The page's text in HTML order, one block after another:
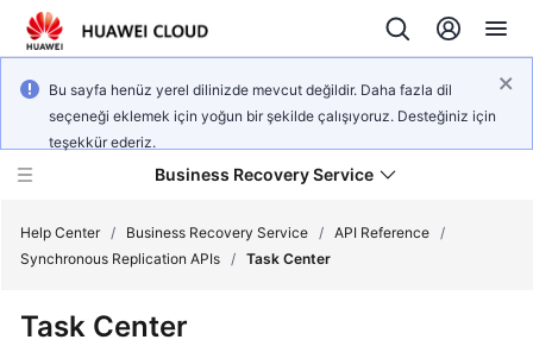
Bu sayfa henüz yerel dilinizde mevcut değildir. Daha fazla dil
seçeneği eklemek için yoğun bir şekilde çalışıyoruz. Desteğiniz için
teşekkür ederiz.
Business Recovery Service
New
Help Center / Business Recovery Service / API Reference /
Synchronous Replication APIs / Task Center
Task Center